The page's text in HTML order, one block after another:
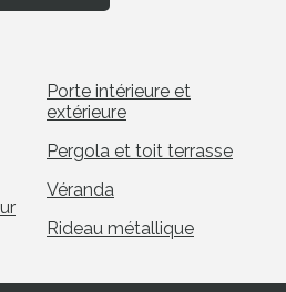
Porte intérieure et
extérieure
Pergola et toit terrasse
Véranda
Rideau métallique